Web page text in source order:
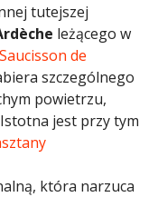
tutejszej
leżącego w
Saucisson de
szczególnego
powietrzu,
jest przy tym
która narzuca